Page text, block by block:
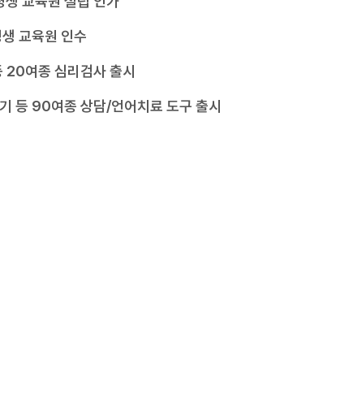
교육원 인수
여종 심리검사 출시
등 90여종 상담/언어치료 도구 출시